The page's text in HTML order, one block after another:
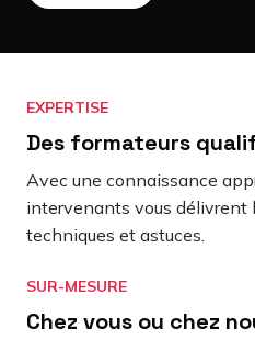
EXPERTISE
Des formateurs
Avec une connaissance
intervenants vous délivrent
techniques et astuces.
SUR-MESURE
Chez vous ou chez